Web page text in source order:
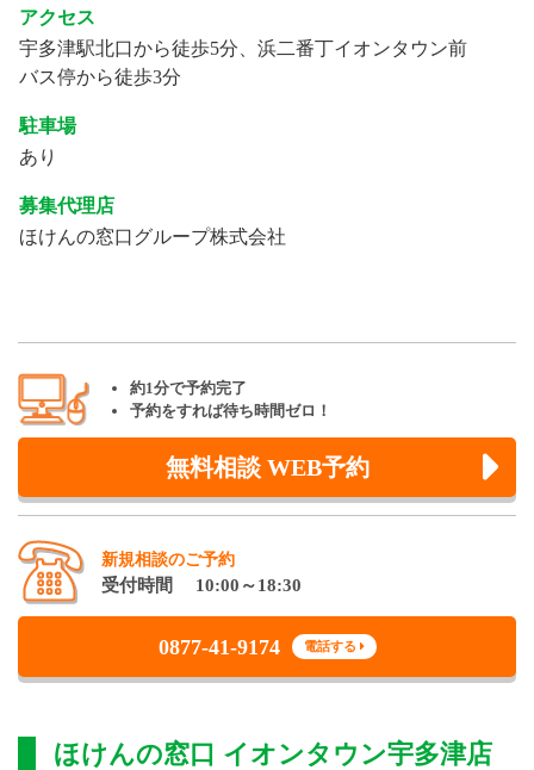
アクセス
宇多津駅北口から徒歩5分、浜二番丁イオンタウン前
バス停から徒歩3分
駐車場
あり
募集代理店
ほけんの窓口グループ株式会社
約1分で予約完了
予約をすれば待ち時間ゼロ！
無料相談 WEB予約
新規相談のご予約
受付時間 10:00～18:30
0877-41-9174 電話する
ほけんの窓口 イオンタウン宇多津店